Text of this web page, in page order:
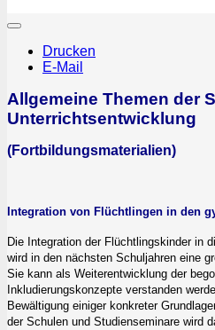
Drucken
E-Mail
Allgemeine Themen der
Unterrichtsentwicklung
(Fortbildungsmaterialien)
Integration von Flüchtlingen in den
Die Integration der Flüchtlingskinder in
wird in den nächsten Schuljahren eine
Sie kann als Weiterentwicklung der
Inkludierungskonzepte verstanden
Bewältigung einiger konkreter
der Schulen und Studienseminare wird